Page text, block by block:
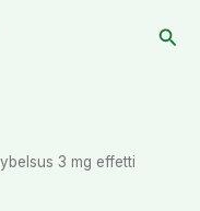
3 mg effetti